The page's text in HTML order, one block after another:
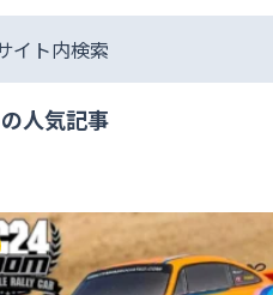
イト内検索
人気記事